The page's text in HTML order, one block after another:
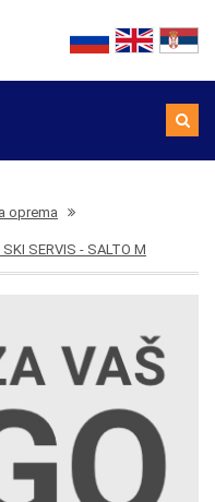
oprema
SKI SERVIS - SALTO M